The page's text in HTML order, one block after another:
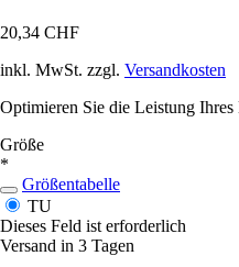
20,34 CHF
inkl. MwSt. zzgl. Versandkosten
Optimieren Sie die Leistung
Größe
*
Größentabelle
TU
Dieses Feld ist erforderlich
Versand in 3 Tagen